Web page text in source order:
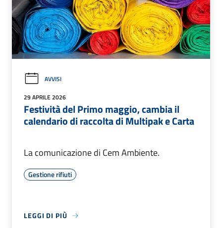
AVVISI
29 APRILE 2026
Festività del Primo maggio, cambia il
calendario di raccolta di Multipak e Carta
La comunicazione di Cem Ambiente.
Gestione rifiuti
LEGGI DI PIÙ